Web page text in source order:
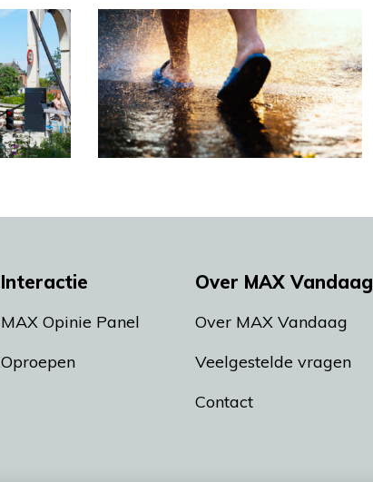
Interactie
MAX Opinie Panel
Oproepen
Over MAX Vandaag
Over MAX Vandaag
Veelgestelde vragen
Contact